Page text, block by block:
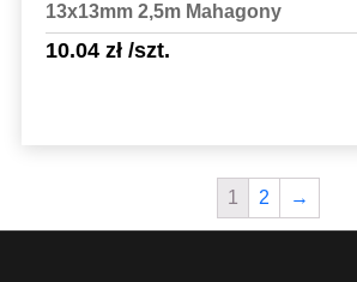
13x13mm 2,5m Mahagony
10.04 zł/szt.
Sprawdź szczegóły
1 2 →